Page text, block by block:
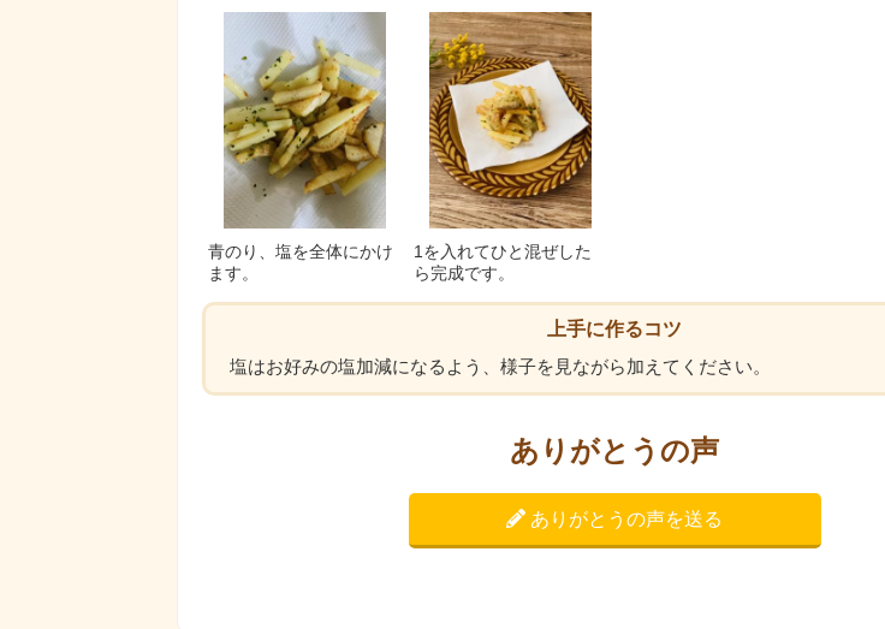
青のり、塩を全体にかけ
ます。
1を入れてひと混ぜした
ら完成です。
上手に作るコツ
塩はお好みの塩加減になるよう、様子を見ながら加えてください。
ありがとうの声
ありがとうの声を送る